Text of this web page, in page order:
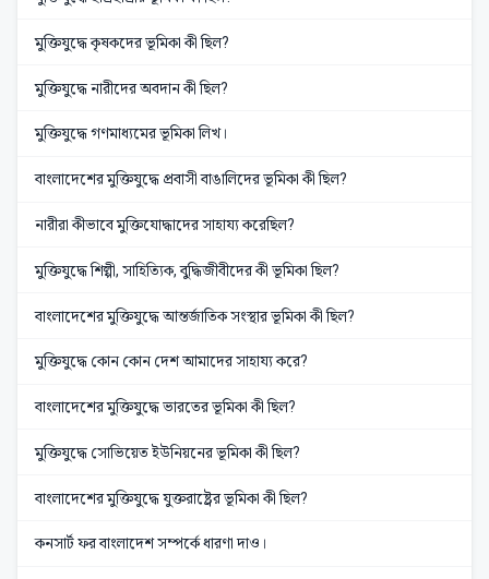
মুক্তিযুদ্ধে কৃষকদের ভূমিকা কী ছিল?
মুক্তিযুদ্ধে নারীদের অবদান কী ছিল?
মুক্তিযুদ্ধে গণমাধ্যমের ভূমিকা লিখ।
বাংলাদেশের মুক্তিযুদ্ধে প্রবাসী বাঙালিদের ভূমিকা কী ছিল?
নারীরা কীভাবে মুক্তিযোদ্ধাদের সাহায্য করেছিল?
মুক্তিযুদ্ধে শিল্পী, সাহিত্যিক, বুদ্ধিজীবীদের কী ভূমিকা ছিল?
বাংলাদেশের মুক্তিযুদ্ধে আন্তর্জাতিক সংস্থার ভূমিকা কী ছিল?
মুক্তিযুদ্ধে কোন কোন দেশ আমাদের সাহায্য করে?
বাংলাদেশের মুক্তিযুদ্ধে ভারতের ভূমিকা কী ছিল?
মুক্তিযুদ্ধে সোভিয়েত ইউনিয়নের ভূমিকা কী ছিল?
বাংলাদেশের মুক্তিযুদ্ধে যুক্তরাষ্ট্রের ভূমিকা কী ছিল?
কনসার্ট ফর বাংলাদেশ সম্পর্কে ধারণা দাও।